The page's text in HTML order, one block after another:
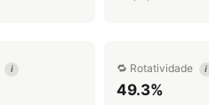
i 🔁 Rotatividade i
49.3%